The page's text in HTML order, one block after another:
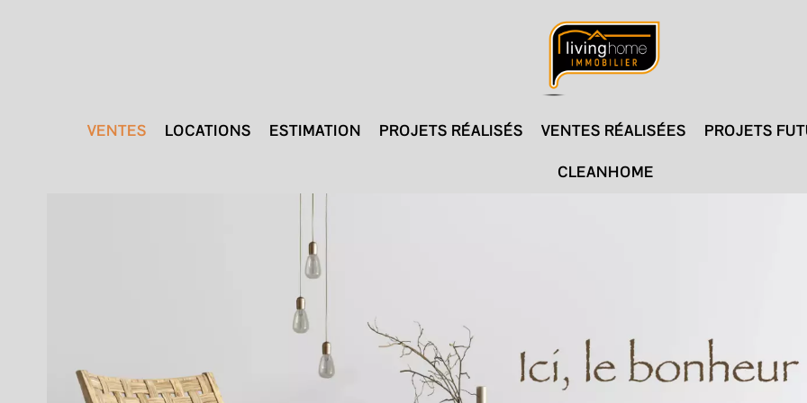
VENTES LOCATIONS ESTIMATION PROJETS RÉALISÉS VENTES RÉALISÉES PROJETS
CLEANHOME